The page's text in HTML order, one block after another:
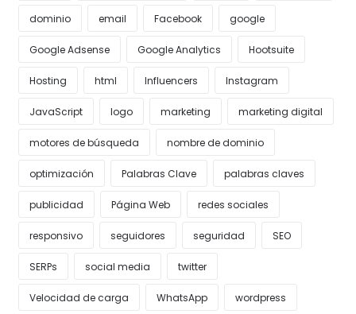
dominio email Facebook google
Google Adsense Google Analytics Hootsuite
Hosting html Influencers Instagram
JavaScript logo marketing marketing digital
motores de búsqueda nombre de dominio
optimización Palabras Clave palabras claves
publicidad Página Web redes sociales
responsivo seguidores seguridad SEO
SERPs social media twitter
Velocidad de carga WhatsApp wordpress